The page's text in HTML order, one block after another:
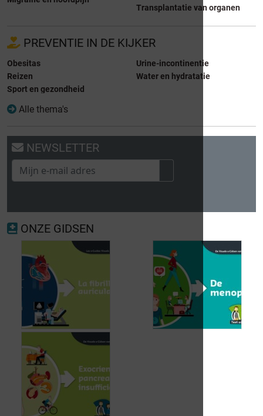
Transplantatie van organen
PREVENTIE IN DE KIJKER
Obesitas
Reizen
Sport en gezondheid
Urine-incontinentie
Water en hydratatie
Alle thema's
NEWSLETTER
ONZE GIDSEN
Voorkamerfibrillatie